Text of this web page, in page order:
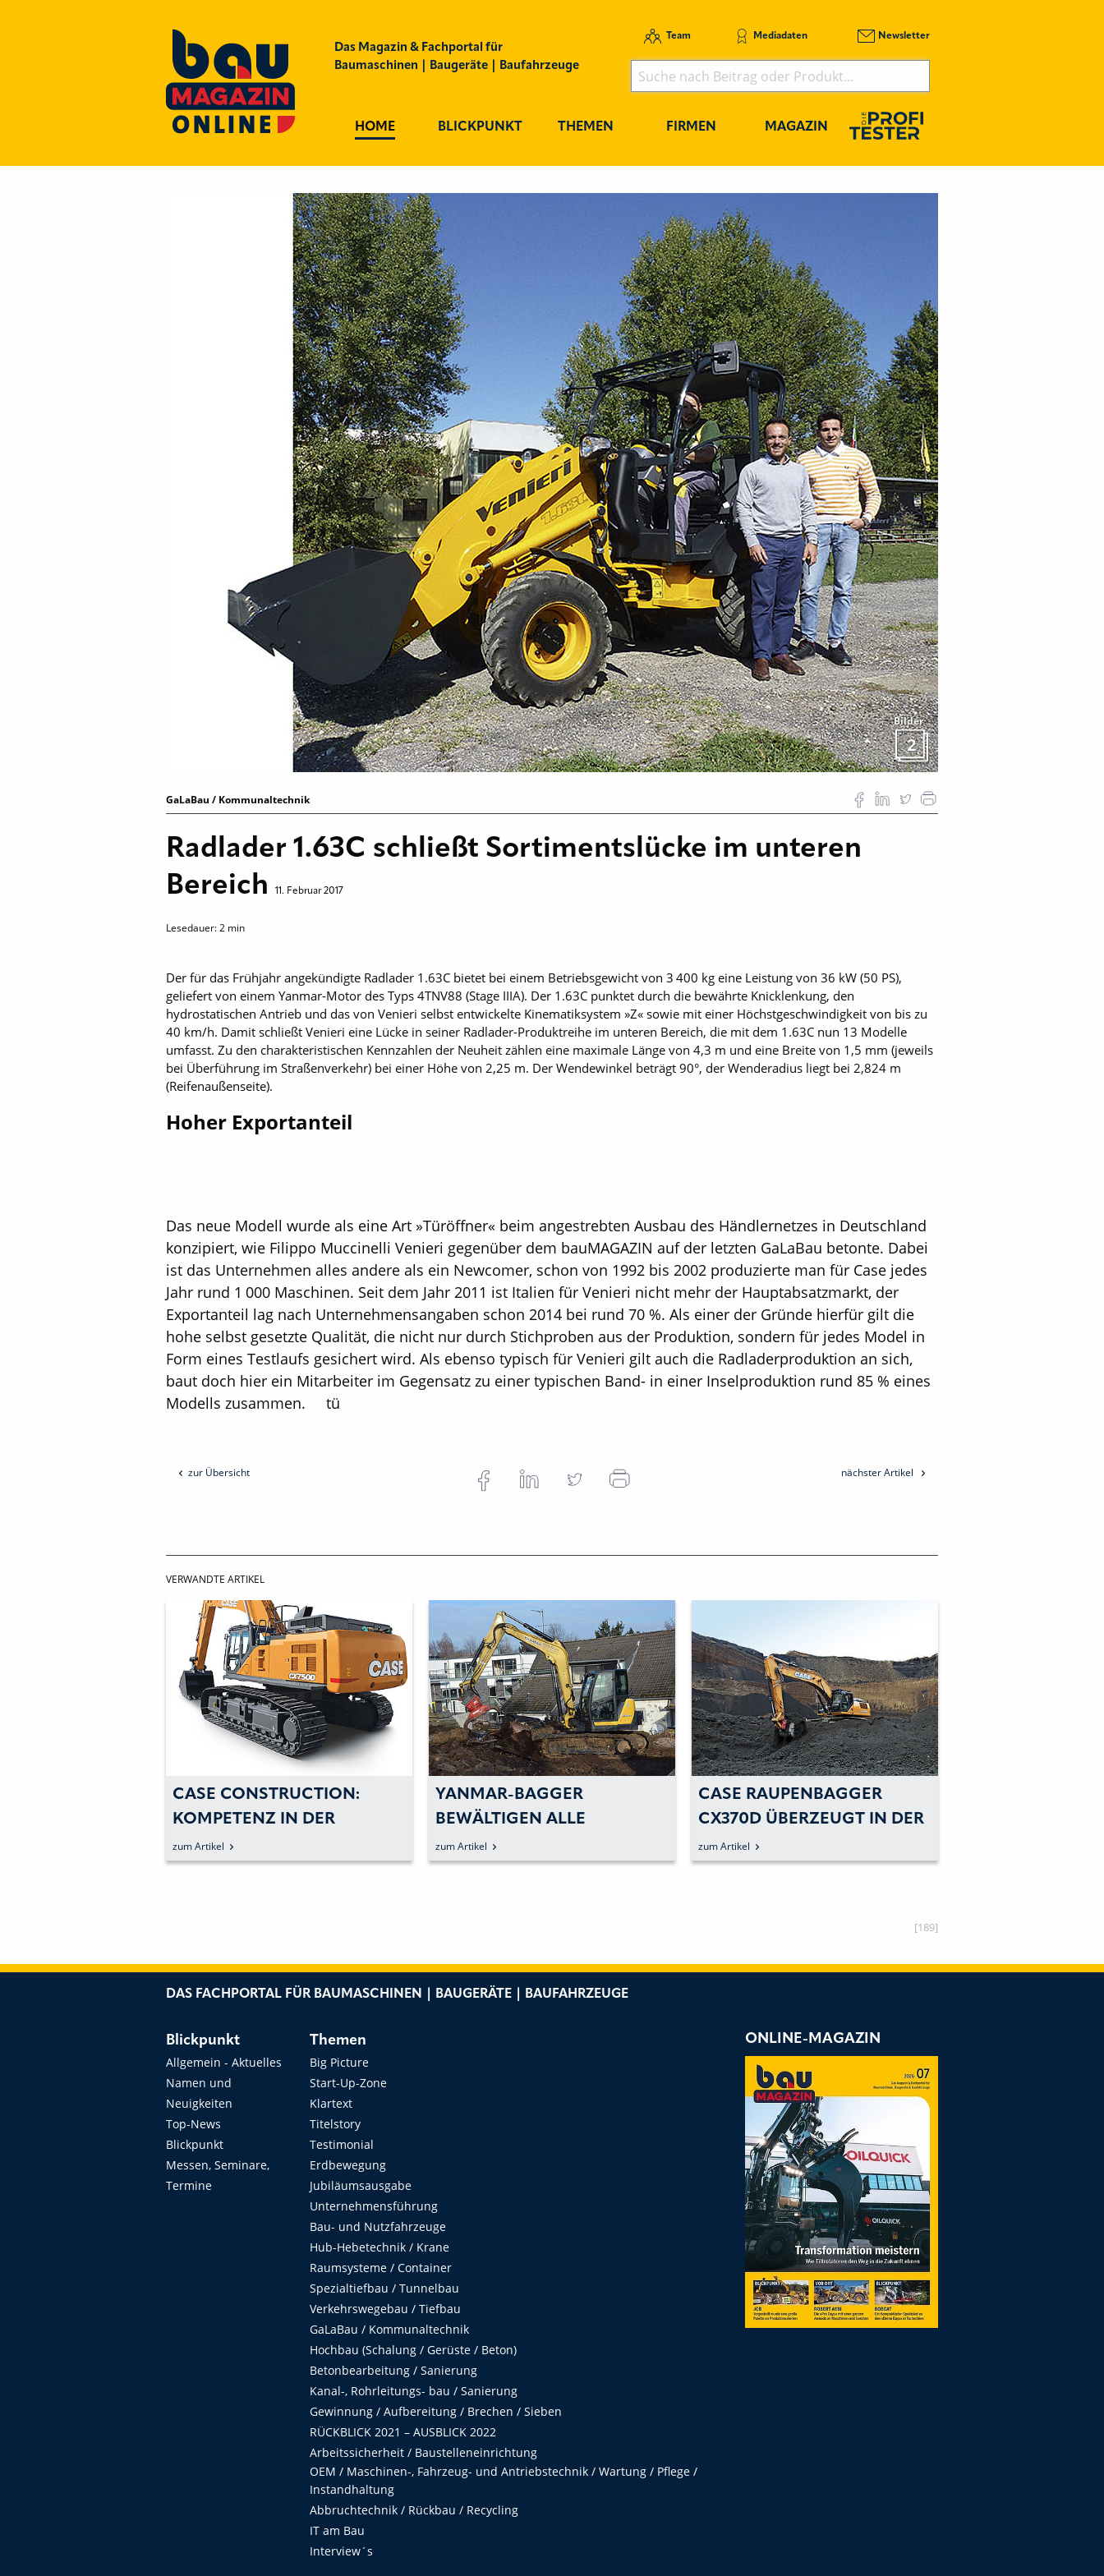
Das Magazin & Fachportal für
Baumaschinen | Baugeräte | Baufahrzeuge
Team Mediadaten Newsletter
HOME BLICKPUNKT THEMEN FIRMEN MAGAZIN
Bilder
2
GaLaBau / Kommunaltechnik
Radlader 1.63C schließt Sortimentslücke im unteren
Bereich
11. Februar 2017
Lesedauer:2 min
Der für das Frühjahr ange­kündigte ­Radlader 1.63C bietet bei einem Betriebs­gewicht von 3 400 kg eine Leistung von 36 kW (50 PS),
geliefert von einem Yanmar-Motor des Typs 4TNV88 (Stage IIIA). Der 1.63C punktet durch die bewährte Knicklenkung, den
hydrostatischen Antrieb und das von Venieri selbst entwickelte Kinematiksystem »Z« sowie mit einer Höchst­geschwindigkeit von bis zu
40 km/h. Damit schließt Venieri eine Lücke in seiner Radlader-Produktreihe im unteren Bereich, die mit dem 1.63C nun 13 Modelle
umfasst. Zu den charakteristischen Kennzahlen der Neuheit zählen eine maximale Länge von 4,3 m und eine Breite von 1,5 mm (jeweils
bei Überführung im Straßenverkehr) bei einer Höhe von 2,25 m. Der Wendewinkel beträgt 90°, der Wenderadius liegt bei 2,824 m
(Reifen­außenseite).
Hoher Exportanteil
Das neue Modell wurde als eine Art »Türöffner« beim angestrebten Ausbau des Händlernetzes in Deutschland
konzipiert, wie Filippo Muccinelli ­Venieri gegenüber dem bau­MAGAZIN auf der letzten GaLaBau betonte. Dabei
ist das Unternehmen alles andere als ein Newcomer, schon von 1992 bis 2002 produzierte man für Case jedes
Jahr rund 1 000 Maschinen. Seit dem Jahr 2011 ist Italien für Venieri nicht mehr der Hauptabsatzmarkt, der
Exportanteil lag nach Unternehmensangaben schon 2014 bei rund 70 %. Als einer der Gründe hierfür gilt die
hohe selbst gesetzte Qualität, die nicht nur durch Stichproben aus der Produktion, sondern für jedes Model in
Form eines Testlaufs gesichert wird. Als ebenso typisch für Venieri gilt auch die Rad­laderproduktion an sich,
baut doch hier ein Mitarbeiter im ­Gegensatz zu einer typischen Band- in einer Inselproduktion rund 85 % eines
Modells zusammen. tü
zur Übersicht nächster Artikel
VERWANDTE ARTIKEL
CASE CONSTRUCTION:
KOMPETENZ IN DER
GEWINNUNGSBRANCHE
DEMONSTRIEREN
zum Artikel
YANMAR-BAGGER
BEWÄLTIGEN ALLE
HERAUSFORDERUNGEN
zum Artikel
CASE RAUPENBAGGER
CX370D ÜBERZEUGT IN DER
LAVAGEWINNUNG
zum Artikel
[189]
DAS FACHPORTAL FÜR BAUMASCHINEN | BAUGERÄTE | BAUFAHRZEUGE
Blickpunkt
Allgemein - Aktuelles
Namen und
Neuigkeiten
Top-News
Blickpunkt
Messen, Seminare,
Termine
Themen
Big Picture
Start-Up-Zone
Klartext
Titelstory
Testimonial
Erdbewegung
Jubiläumsausgabe
Unternehmensführung
Bau- und Nutzfahrzeuge
Hub-Hebetechnik / Krane
Raumsysteme / Container
Spezialtiefbau / Tunnelbau
Verkehrswegebau / Tiefbau
GaLaBau / Kommunaltechnik
Hochbau (Schalung / Gerüste / Beton)
Betonbearbeitung / Sanierung
Kanal-, Rohrleitungs- bau / Sanierung
Gewinnung / Aufbereitung / Brechen / Sieben
RÜCKBLICK 2021 – AUSBLICK 2022
Arbeitssicherheit / Baustelleneinrichtung
OEM / Maschinen-, Fahrzeug- und Antriebstechnik / Wartung / Pflege /
Instandhaltung
Abbruchtechnik / Rückbau / Recycling
IT am Bau
Interview´s
ONLINE-MAGAZIN